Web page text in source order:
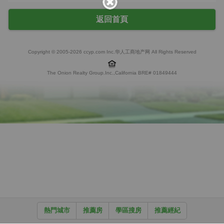
返回首頁
熱門城市 推薦房 學區搜房 推薦經紀
Copyright © 2005-2026 ccyp.com Inc.华人工商地产网 All Rights Reserved
The Onion Realty Group.Inc.,California BRE# 01849444